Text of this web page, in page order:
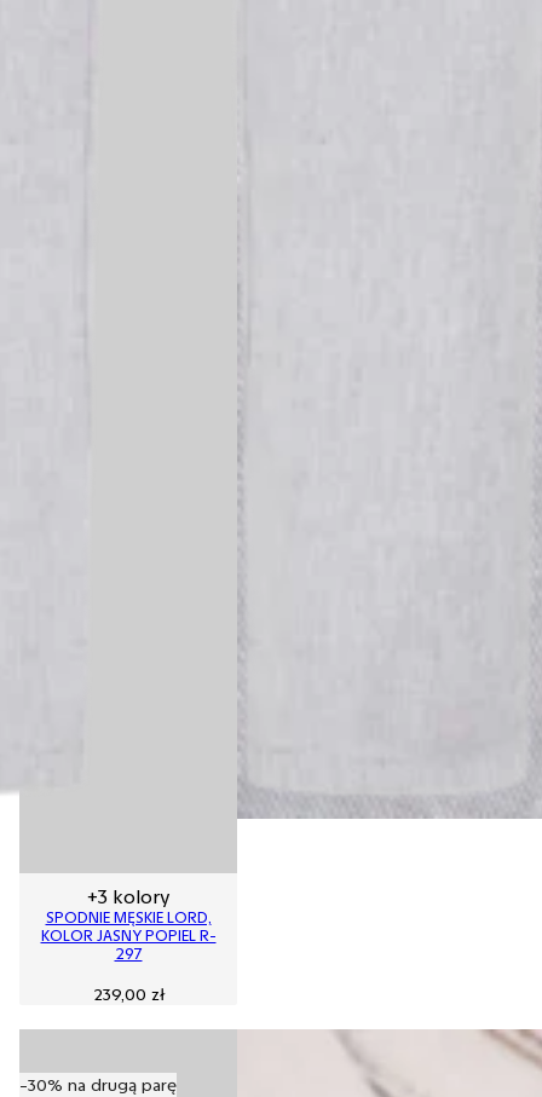
+3 kolory
SPODNIE MĘSKIE LORD,
KOLOR JASNY POPIEL R-
297
239,00 zł
-30% na drugą parę